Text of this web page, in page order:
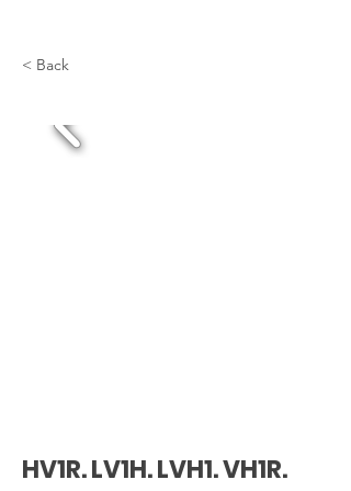
< Back
HV1R. LV1H. LVH1. VH1R.